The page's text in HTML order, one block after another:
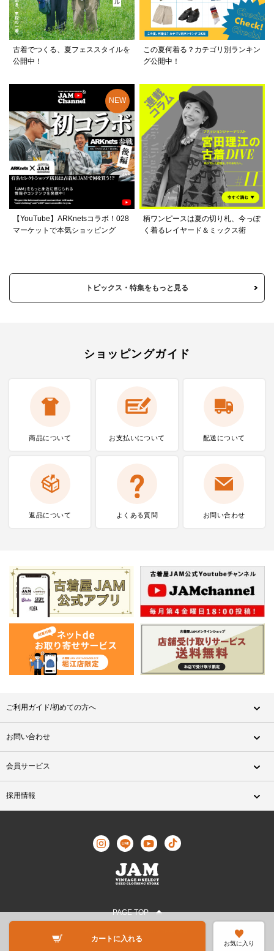
お気に入り
カートに入れる
古着でつくる、夏フェススタイルを
公開中！
この夏何着る？カテゴリ別ランキン
グ公開中！
【YouTube】ARKnetsコラボ！028
マーケットで本気ショッピング
柄ワンピースは夏の切り札、今っぽ
く着るレイヤード＆ミックス術
トピックス・特集をもっと見る
ショッピングガイド
商品について お支払いについて 配送について
返品について よくある質問 お問い合わせ
ご利用ガイド/初めての方へ
お問い合わせ
会員サービス
採用情報
PAGE TOP